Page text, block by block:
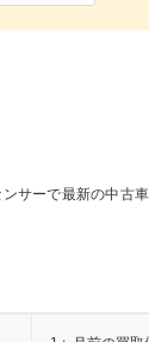
サーで最新の中古